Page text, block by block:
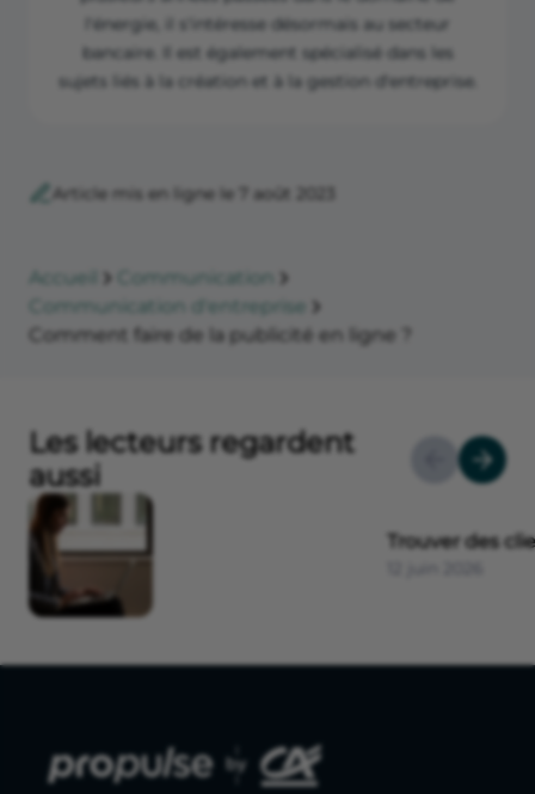
l'énergie, il s'intéresse désormais au secteur
bancaire. Il est également spécialisé dans les
sujets liés à la création et à la gestion d'entreprise.
Article mis en ligne le 7 août 2023
Accueil
Communication
Communication d'entreprise
Comment faire de la publicité en ligne ?
Les lecteurs regardent
aussi
Trouver des